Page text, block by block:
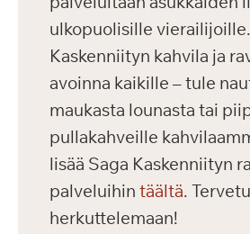
ulkopuolisille
Kaskenniityn kahvila ja
avoinna kaikille – tule
maukasta lounasta tai
pullakahveille
lisää Saga Kaskenniityn
palveluihin täältä.
herkuttelemaan!